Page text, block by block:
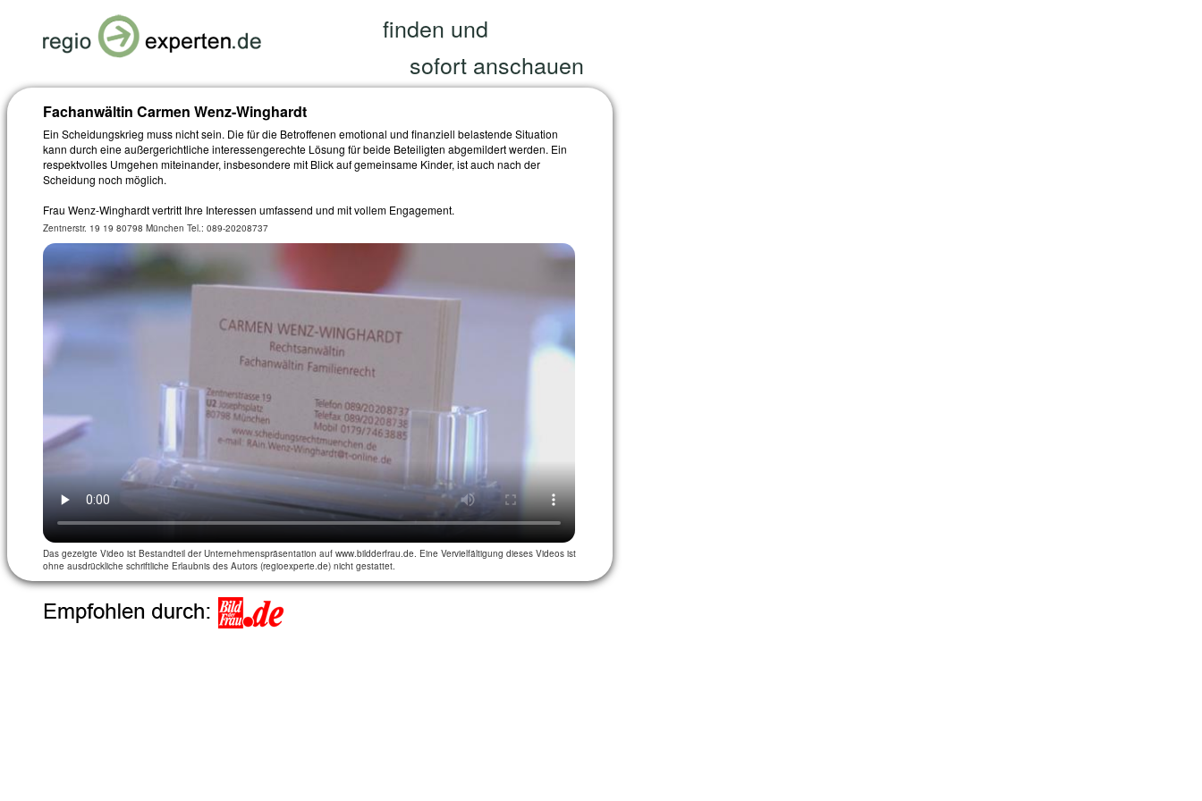
finden und
sofort anschauen
Fachanwältin Carmen Wenz-Winghardt
Ein Scheidungskrieg muss nicht sein. Die für die Betroffenen emotional und finanziell belastende Situation
kann durch eine außergerichtliche interessengerechte Lösung für beide Beteiligten abgemildert werden. Ein
respektvolles Umgehen miteinander, insbesondere mit Blick auf gemeinsame Kinder, ist auch nach der
Scheidung noch möglich.
Frau Wenz-Winghardt vertritt Ihre Interessen umfassend und mit vollem Engagement.
Zentnerstr. 19 19 80798 München Tel.: 089-20208737
Das gezeigte Video ist Bestandteil der Unternehmenspräsentation auf www.bildderfrau.de. Eine Vervielfältigung dieses Videos ist
ohne ausdrückliche schriftliche Erlaubnis des Autors (regioexperte.de) nicht gestattet.